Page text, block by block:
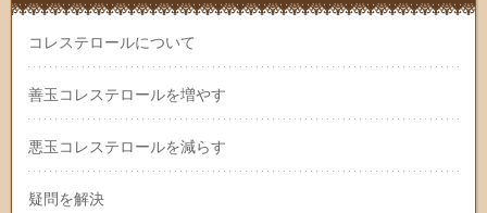
わせ
コレステロールについて
善玉コレステロールを増やす
悪玉コレステロールを減らす
疑問を解決